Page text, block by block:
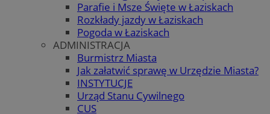
Parafie i Msze Święte w Łaziskach
Rozkłady jazdy w Łaziskach
Pogoda w Łaziskach
ADMINISTRACJA
Burmistrz Miasta
Jak załatwić sprawę w Urzędzie Miasta?
INSTYTUCJE
Urząd Stanu Cywilnego
CUS